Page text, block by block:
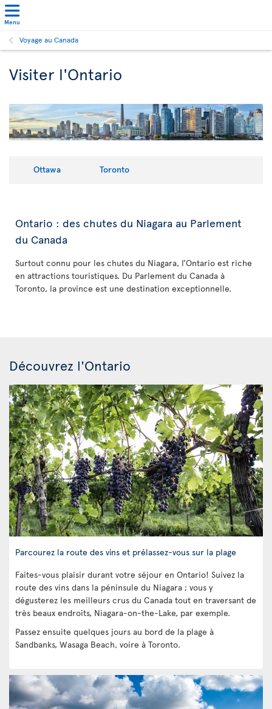
Menu
Voyage au Canada
Visiter l'Ontario
Ottawa Toronto
Ontario : des chutes du Niagara au Parlement
du Canada
Surtout connu pour les chutes du Niagara, l’Ontario est riche
en attractions touristiques. Du Parlement du Canada à
Toronto, la province est une destination exceptionnelle.
Découvrez l'Ontario
Parcourez la route des vins et prélassez-vous sur la plage
Faites-vous plaisir durant votre séjour en Ontario! Suivez la
route des vins dans la péninsule du Niagara ; vous y
dégusterez les meilleurs crus du Canada tout en traversant de
très beaux endroits, Niagara-on-the-Lake, par exemple.
Passez ensuite quelques jours au bord de la plage à
Sandbanks, Wasaga Beach, voire à Toronto.